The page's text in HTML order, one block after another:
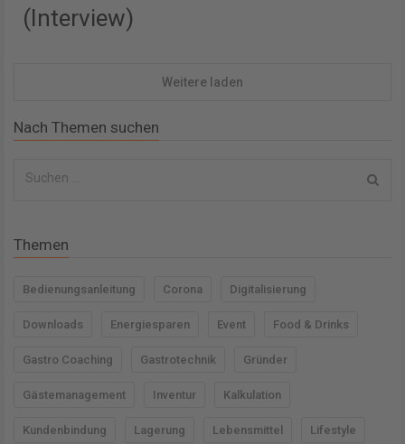
(Interview)
Weitere laden
Nach Themen suchen
h
Themen
Bedienungsanleitung Corona Digitalisierung
Downloads Energiesparen Event Food & Drinks
Gastro Coaching Gastrotechnik Gründer
Gästemanagement Inventur Kalkulation
Kundenbindung Lagerung Lebensmittel Lifestyle